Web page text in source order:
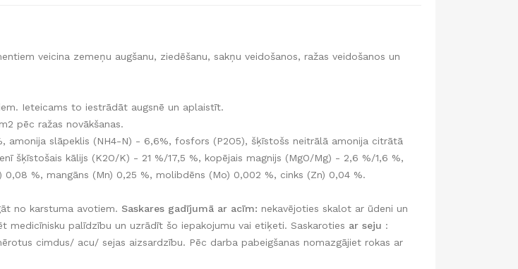
veicina zemeņu augšanu, ziedēšanu, sakņu veidošanos, ražas veidošanos un
Ieteicams to iestrādāt augsnē un aplaistīt.
pēc ražas novākšanas.
amonija slāpeklis (NH4-N) - 6,6%, fosfors (P2O5), šķīstošs neitrālā amonija citrātā
šķīstošais kālijs (K2O/K) - 21 %/17,5 %, kopējais magnijs (MgO/Mg) - 2,6 %/1,6 %,
%, mangāns (Mn) 0,25 %, molibdēns (Mo) 0,002 %, cinks (Zn) 0,04 %.
no karstuma avotiem. Saskares gadījumā ar acīm: nekavējoties skalot ar ūdeni un
medicīnisku palīdzību un uzrādīt šo iepakojumu vai etiķeti. Saskaroties ar seju :
cimdus/ acu/ sejas aizsardzību. Pēc darba pabeigšanas nomazgājiet rokas ar